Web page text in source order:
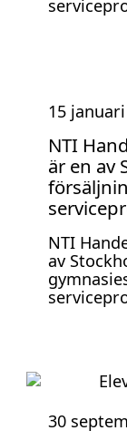
15
NTI
är en av
NTI
av
30